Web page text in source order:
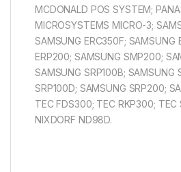
MCDONALD POS SYSTEM;
MICROSYSTEMS MICRO-3;
SAMSUNG ERC350F; SAMSUNG
ERP200; SAMSUNG SMP200;
SAMSUNG SRP100B; SAMSUNG
SRP100D; SAMSUNG SRP200;
TEC FDS300; TEC RKP300; TEC
NIXDORF ND98D.